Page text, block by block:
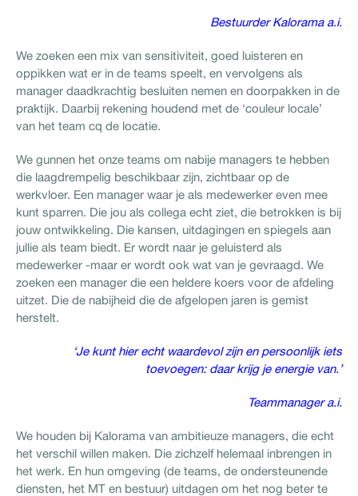
Bestuurder Kalorama a.i.
We zoeken een mix van sensitiviteit, goed luisteren en
oppikken wat er in de teams speelt, en vervolgens als
manager daadkrachtig besluiten nemen en doorpakken in de
praktijk. Daarbij rekening houdend met de ‘couleur locale’
van het team cq de locatie.
We gunnen het onze teams om nabije managers te hebben
die laagdrempelig beschikbaar zijn, zichtbaar op de
werkvloer. Een manager waar je als medewerker even mee
kunt sparren. Die jou als collega echt ziet, die betrokken is bij
jouw ontwikkeling. Die kansen, uitdagingen en spiegels aan
jullie als team biedt. Er wordt naar je geluisterd als
medewerker -maar er wordt ook wat van je gevraagd. We
zoeken een manager die een heldere koers voor de afdeling
uitzet. Die de nabijheid die de afgelopen jaren is gemist
herstelt.
‘Je kunt hier echt waardevol zijn en persoonlijk iets
toevoegen: daar krijg je energie van.’
Teammanager a.i.
We houden bij Kalorama van ambitieuze managers, die echt
het verschil willen maken. Die zichzelf helemaal inbrengen in
het werk. En hun omgeving (de teams, de ondersteunende
diensten, het MT en bestuur) uitdagen om het nog beter te